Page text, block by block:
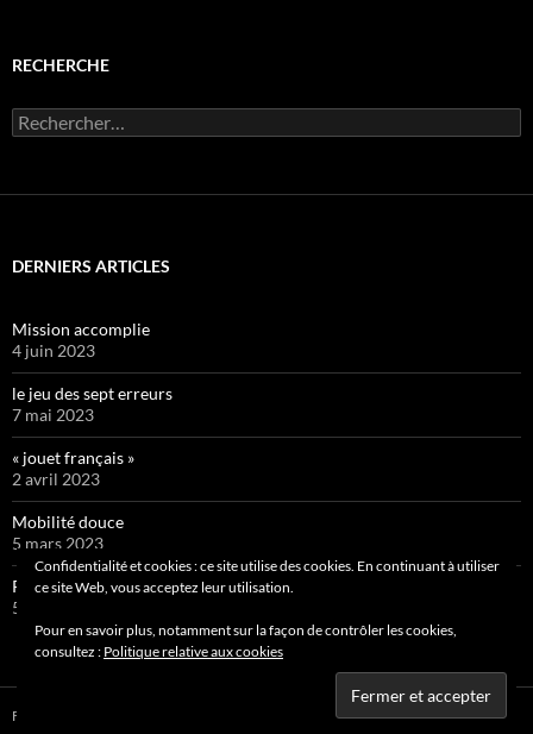
RECHERCHE
Rechercher :
DERNIERS ARTICLES
Mission accomplie
4 juin 2023
le jeu des sept erreurs
7 mai 2023
« jouet français »
2 avril 2023
Mobilité douce
5 mars 2023
Pipelette 9
5 février 2023
Fièrement propulsé par WordPress
Confidentialité et cookies : ce site utilise des cookies. En continuant à utiliser
ce site Web, vous acceptez leur utilisation.
Pour en savoir plus, notamment sur la façon de contrôler les cookies,
consultez : Politique relative aux cookies